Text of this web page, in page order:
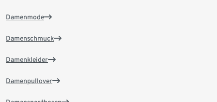
Damenmode
Damenschmuck
Damenkleider
Damenpullover